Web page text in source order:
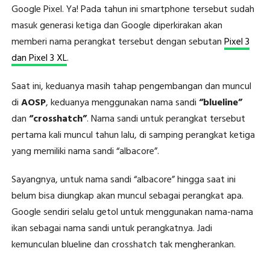
Google Pixel. Ya! Pada tahun ini smartphone tersebut sudah
masuk generasi ketiga dan Google diperkirakan akan
memberi nama perangkat tersebut dengan sebutanPixel 3
dan Pixel 3 XL.
Saat ini, keduanya masih tahap pengembangan dan muncul
diAOSP, keduanya menggunakan nama sandi“blueline”
dan“crosshatch”. Nama sandi untuk perangkat tersebut
pertama kali muncul tahun lalu, di samping perangkat ketiga
yang memiliki nama sandi “albacore”.
Sayangnya, untuk nama sandi “albacore” hingga saat ini
belum bisa diungkap akan muncul sebagai perangkat apa.
Google sendiri selalu getol untuk menggunakan nama-nama
ikan sebagai nama sandi untuk perangkatnya. Jadi
kemunculan blueline dan crosshatch tak mengherankan.